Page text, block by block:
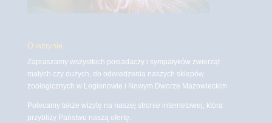
O witrynie
Zapraszamy wszystkich posiadaczy i sympatyków zwierząt
małych czy dużych, do odwiedzenia naszych sklepów
zoologicznych w Legionowie i Nowym Dworze Mazowieckim
Polecamy także wizytę na naszej stronie internetowej, która
przybliży Państwu naszą ofertę.